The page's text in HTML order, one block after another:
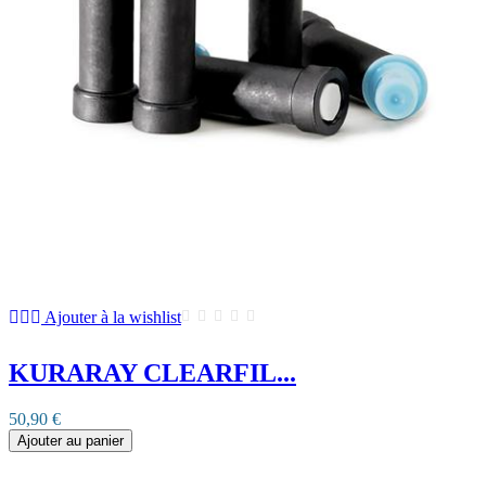
Ajouter à la wishlist
KURARAY CLEARFIL...
50,90 €
Ajouter au panier